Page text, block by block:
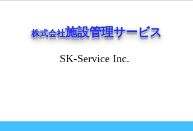
株式会社施設管理サービス
SK-Service Inc.
SK-Service Inc.